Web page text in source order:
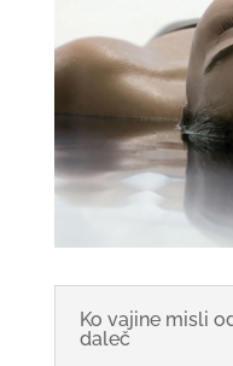
Ko vajine misli
daleč